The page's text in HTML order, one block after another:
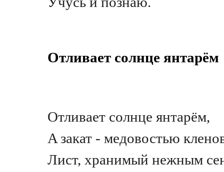
Отливает солнце янтарём
Отливает солнце янтарём,
A закат - медовостью
Лист, хранимый нежным